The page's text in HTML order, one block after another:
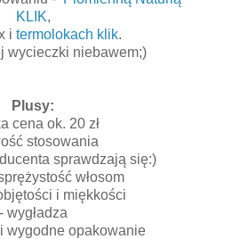
KLIK,
i termolokach klik.
wycieczki niebawem;)
Plusy:
cena ok. 20 zł
stosowania
sprawdzają się:)
włosom
i miękkości
- wygładza
wygodne opakowanie